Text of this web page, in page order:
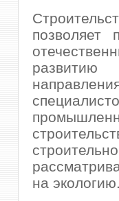
позволяет
развитию
на экологию.